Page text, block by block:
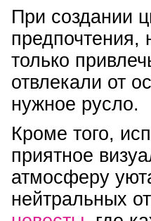
При создании
предпочтения,
только
отвлекали от
нужное русло.
Кроме того,
приятное
атмосферу
нейтральных